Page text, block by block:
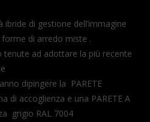
di gestione dell’immagine
di arredo miste .
tenute ad adottare la più recente
dipingere la PARETE
di accoglienza e una PARETE A
grigio RAL 7004